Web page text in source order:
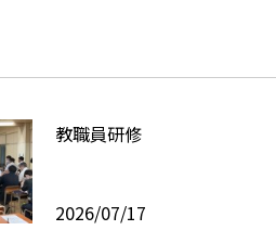
教職員研修
2026/07/17